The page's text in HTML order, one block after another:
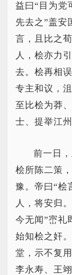
益曰“目为党
先去之”盖安
言，且比之
人，桧亦力
去。桧再相
专主和议，
至比桧为莽
士、提举江州
前一日
桧所陈二策
豫。帝曰“桧
人，将安归
今无闻”崈礼
始知桧之奸
堂，示不复
李永寿、王